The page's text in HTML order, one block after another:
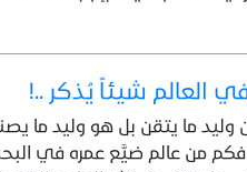
العالم شيئاً يُذكر ..!
وليد ما يتقن بل هو وليد
من عالم ضيَّع عمره في